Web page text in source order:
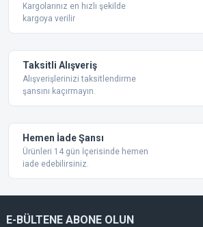
Bu ürüne benzer farklı alternatifler olmalı.
Kargolarınız en hızlı şekilde
kargoya verilir
Taksitli Alışveriş
Alışverişlerinizi taksitlendirme
şansını kaçırmayın.
Hemen İade Şansı
Ürünleri 14 gün İçerisinde hemen
iade edebilirsiniz.
E-BÜLTENE ABONE OLUN